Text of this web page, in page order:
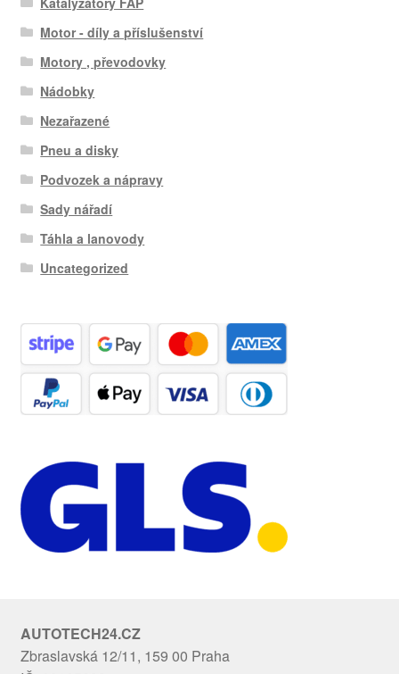
Motor - díly a příslušenství
Motory , převodovky
Nádobky
Nezařazené
Pneu a disky
Podvozek a nápravy
Sady nářadí
Táhla a lanovody
Uncategorized
AUTOTECH24.CZ
Zbraslavská 12/11, 159 00 Praha